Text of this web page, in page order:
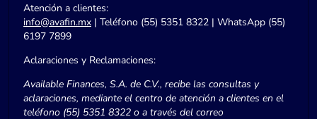
Atención a clientes:
info@avafin.mx | Teléfono (55) 5351 8322 | WhatsApp (55)
6197 7899
Aclaraciones y Reclamaciones:
Available Finances, S.A. de C.V., recibe las consultas y
aclaraciones, mediante el centro de atención a clientes en el
teléfono (55) 5351 8322 o a través del correo